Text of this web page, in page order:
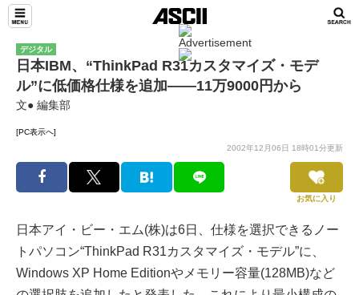
デジタル
日本IBM、“ThinkPad R31カスタマイズ・モデ
ル”に低価格仕様を追加――11万9000円から
文● 編集部
[PC表示へ]
2002年12月06日 18時01分更新
お気に入り
日本アイ・ビー・エム(株)は6日、仕様を選択できるノー
トパソコン“ThinkPad R31カスタマイズ・モデル”に、
Windows XP Home Editionやメモリー容量(128MB)など